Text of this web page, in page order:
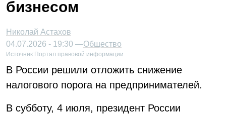
бизнесом
Николай Астахов
04.07.2026 - 19:30 —Общество
Источник: Портал правовой информации
В России решили отложить снижение
налогового порога на предпринимателей.
В субботу, 4 июля, президент России